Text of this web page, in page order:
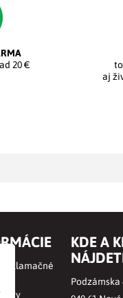
20 €
aj
KDE A